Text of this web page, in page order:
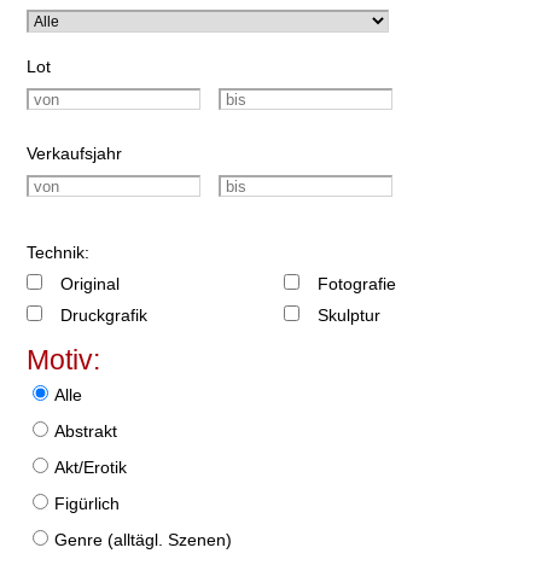
Lot
Verkaufsjahr
Technik:
Original
Druckgrafik
Fotografie
Skulptur
Motiv:
Alle
Abstrakt
Akt/Erotik
Figürlich
Genre (alltägl. Szenen)